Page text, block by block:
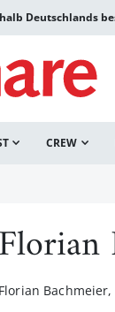
Deutschlands
CREW
Florian
Florian